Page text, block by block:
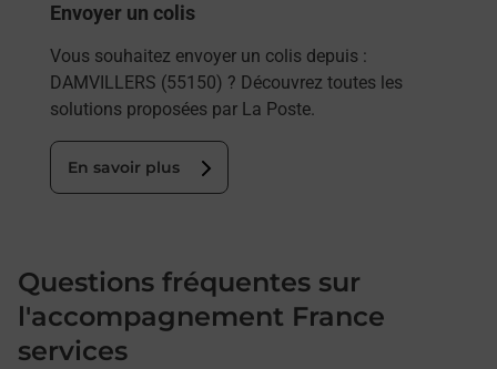
Envoyer un colis
Vous souhaitez envoyer un colis depuis :
DAMVILLERS (55150) ? Découvrez toutes les
solutions proposées par La Poste.
En savoir plus
Questions fréquentes sur
l'accompagnement France
services